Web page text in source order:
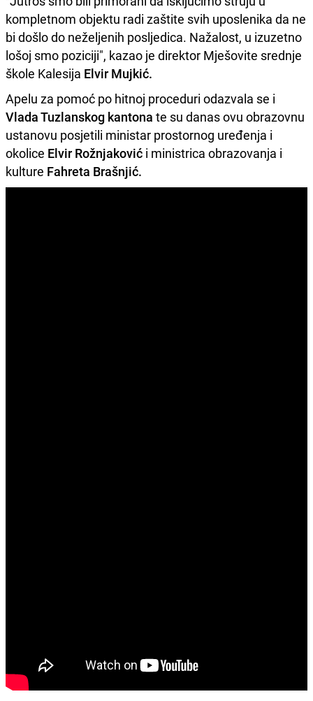
kompletnom objektu radi zaštite svih uposlenika da ne
bi došlo do neželjenih posljedica. Nažalost, u izuzetno
lošoj smo poziciji", kazao je direktor Mješovite srednje
škole Kalesija Elvir Mujkić.
Apelu za pomoć po hitnoj proceduri odazvala se i
Vlada Tuzlanskog kantona te su danas ovu obrazovnu
ustanovu posjetili ministar prostornog uređenja i
okolice Elvir Rožnjaković i ministrica obrazovanja i
kulture Fahreta Brašnjić.